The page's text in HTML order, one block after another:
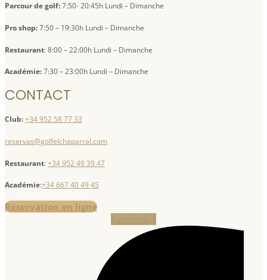
Parcour de golf:7:50- 20:45h Lundi – Dimanche
Pro shop:7:50 – 19:30h Lundi – Dimanche
Restaurant: 8:00 – 22:00h Lundi – Dimanche
Académie:7:30 – 23:00h Lundi – Dimanche
CONTACT
Club:+34 952 58 77 33
reservas@golfelchaparral.com
Restaurant:+34 952 49 39 47
Académie:+34 667 40 49 45
Réservation en ligne